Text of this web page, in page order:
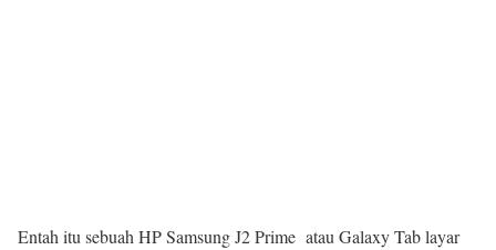
Entah itu sebuah HP Samsung J2 Prime atau Galaxy Tab layar